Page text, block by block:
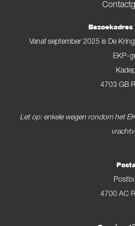
Vanaf september 2025 is De
EKP-
4703 GB
Let op: enkele wegen rondom het
4700 AC